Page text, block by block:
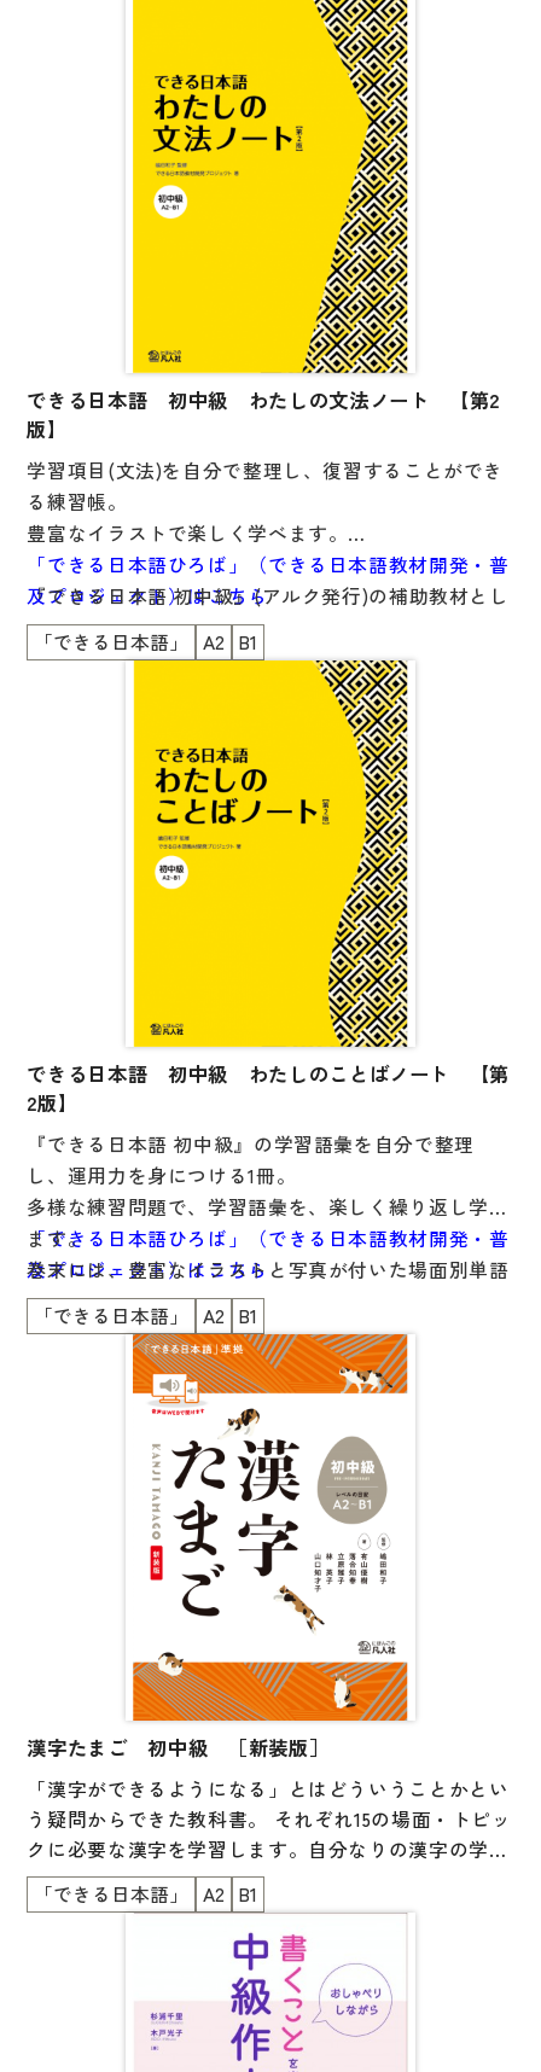
漢字字典（辞典）
スペイン語辞典
ポルトガル語辞典
ロシア語辞典
各国語辞典
国語辞典
漢字・漢和辞典
語学・文法辞典
表現・用字用語辞典
比較文化辞典
教室活動参考書
表記
言語学
試験対策
日本語教育事情
異文化間コミュニケーション
多言語社会・言語政策
アカデミック・スキル
て、読めるようになりたいと思っている人のための教
読解のポイントとなる12の文法・文型（文の構造）
を、わかりやすい構成と図解を用いた解説で、楽しく
初級で学んだ文法・文型を、読解の視点、文章におけ
る機能の観点で学びなおしましょう。
解説文は、英語・中国語・ベトナム語の対訳付き。
読み物は、150 字程度の文章で、知的興味がもてる内
容のものになっています。
レベルのめやす：JLPT N3～、A2～
できる日本語 初中級 わたしの文法ノート 【第2
版】
学習項目(文法)を自分で整理し、復習することができ
る練習帳。
豊富なイラストで楽しく学べます。
『できる日本語 初中級』(アルク発行)の補助教材とし
て開発されましたが、
他の教科書を使用している方にもおススメです。
「できる日本語ひろば」（できる日本語教材開発・普
及プロジェクト）はこちら
「できる日本語」
A2 B1
できる日本語 初中級 わたしのことばノート 【第
2版】
『できる日本語 初中級』の学習語彙を自分で整理
し、運用力を身につける1冊。
多様な練習問題で、学習語彙を、楽しく繰り返し学べ
ます。
巻末には、豊富なイラストと写真が付いた場面別単語
集「もっと覚えたい人のために」を掲載。
工夫次第でさまざまな使い方ができます。
本書は、話題や場面で課が構成されているので、他の
教科書を使用している方にも使いやすくなっていま
「できる日本語ひろば」（できる日本語教材開発・普
及プロジェクト）はこちら
「できる日本語」
A2 B1
漢字たまご 初中級 ［新装版］
「漢字ができるようになる」とはどういうことかとい
う疑問からできた教科書。 それぞれ15の場面・トピッ
クに必要な漢字を学習します。自分なりの漢字の学び
方を身につけられる工夫が随所にあるのも特長です。
学習した漢字は、実際の場面に近い状況で、必要な情
報を読み取ったり、漢字で書いたりする練習をし、力
を試します。 「身近にある漢字が『わかる』『でき
る』」という実感が得られます。『できる日本語』準
拠。初級、初中級でN4、N5の漢字をカバーします。
「できる日本語」 A2 B1